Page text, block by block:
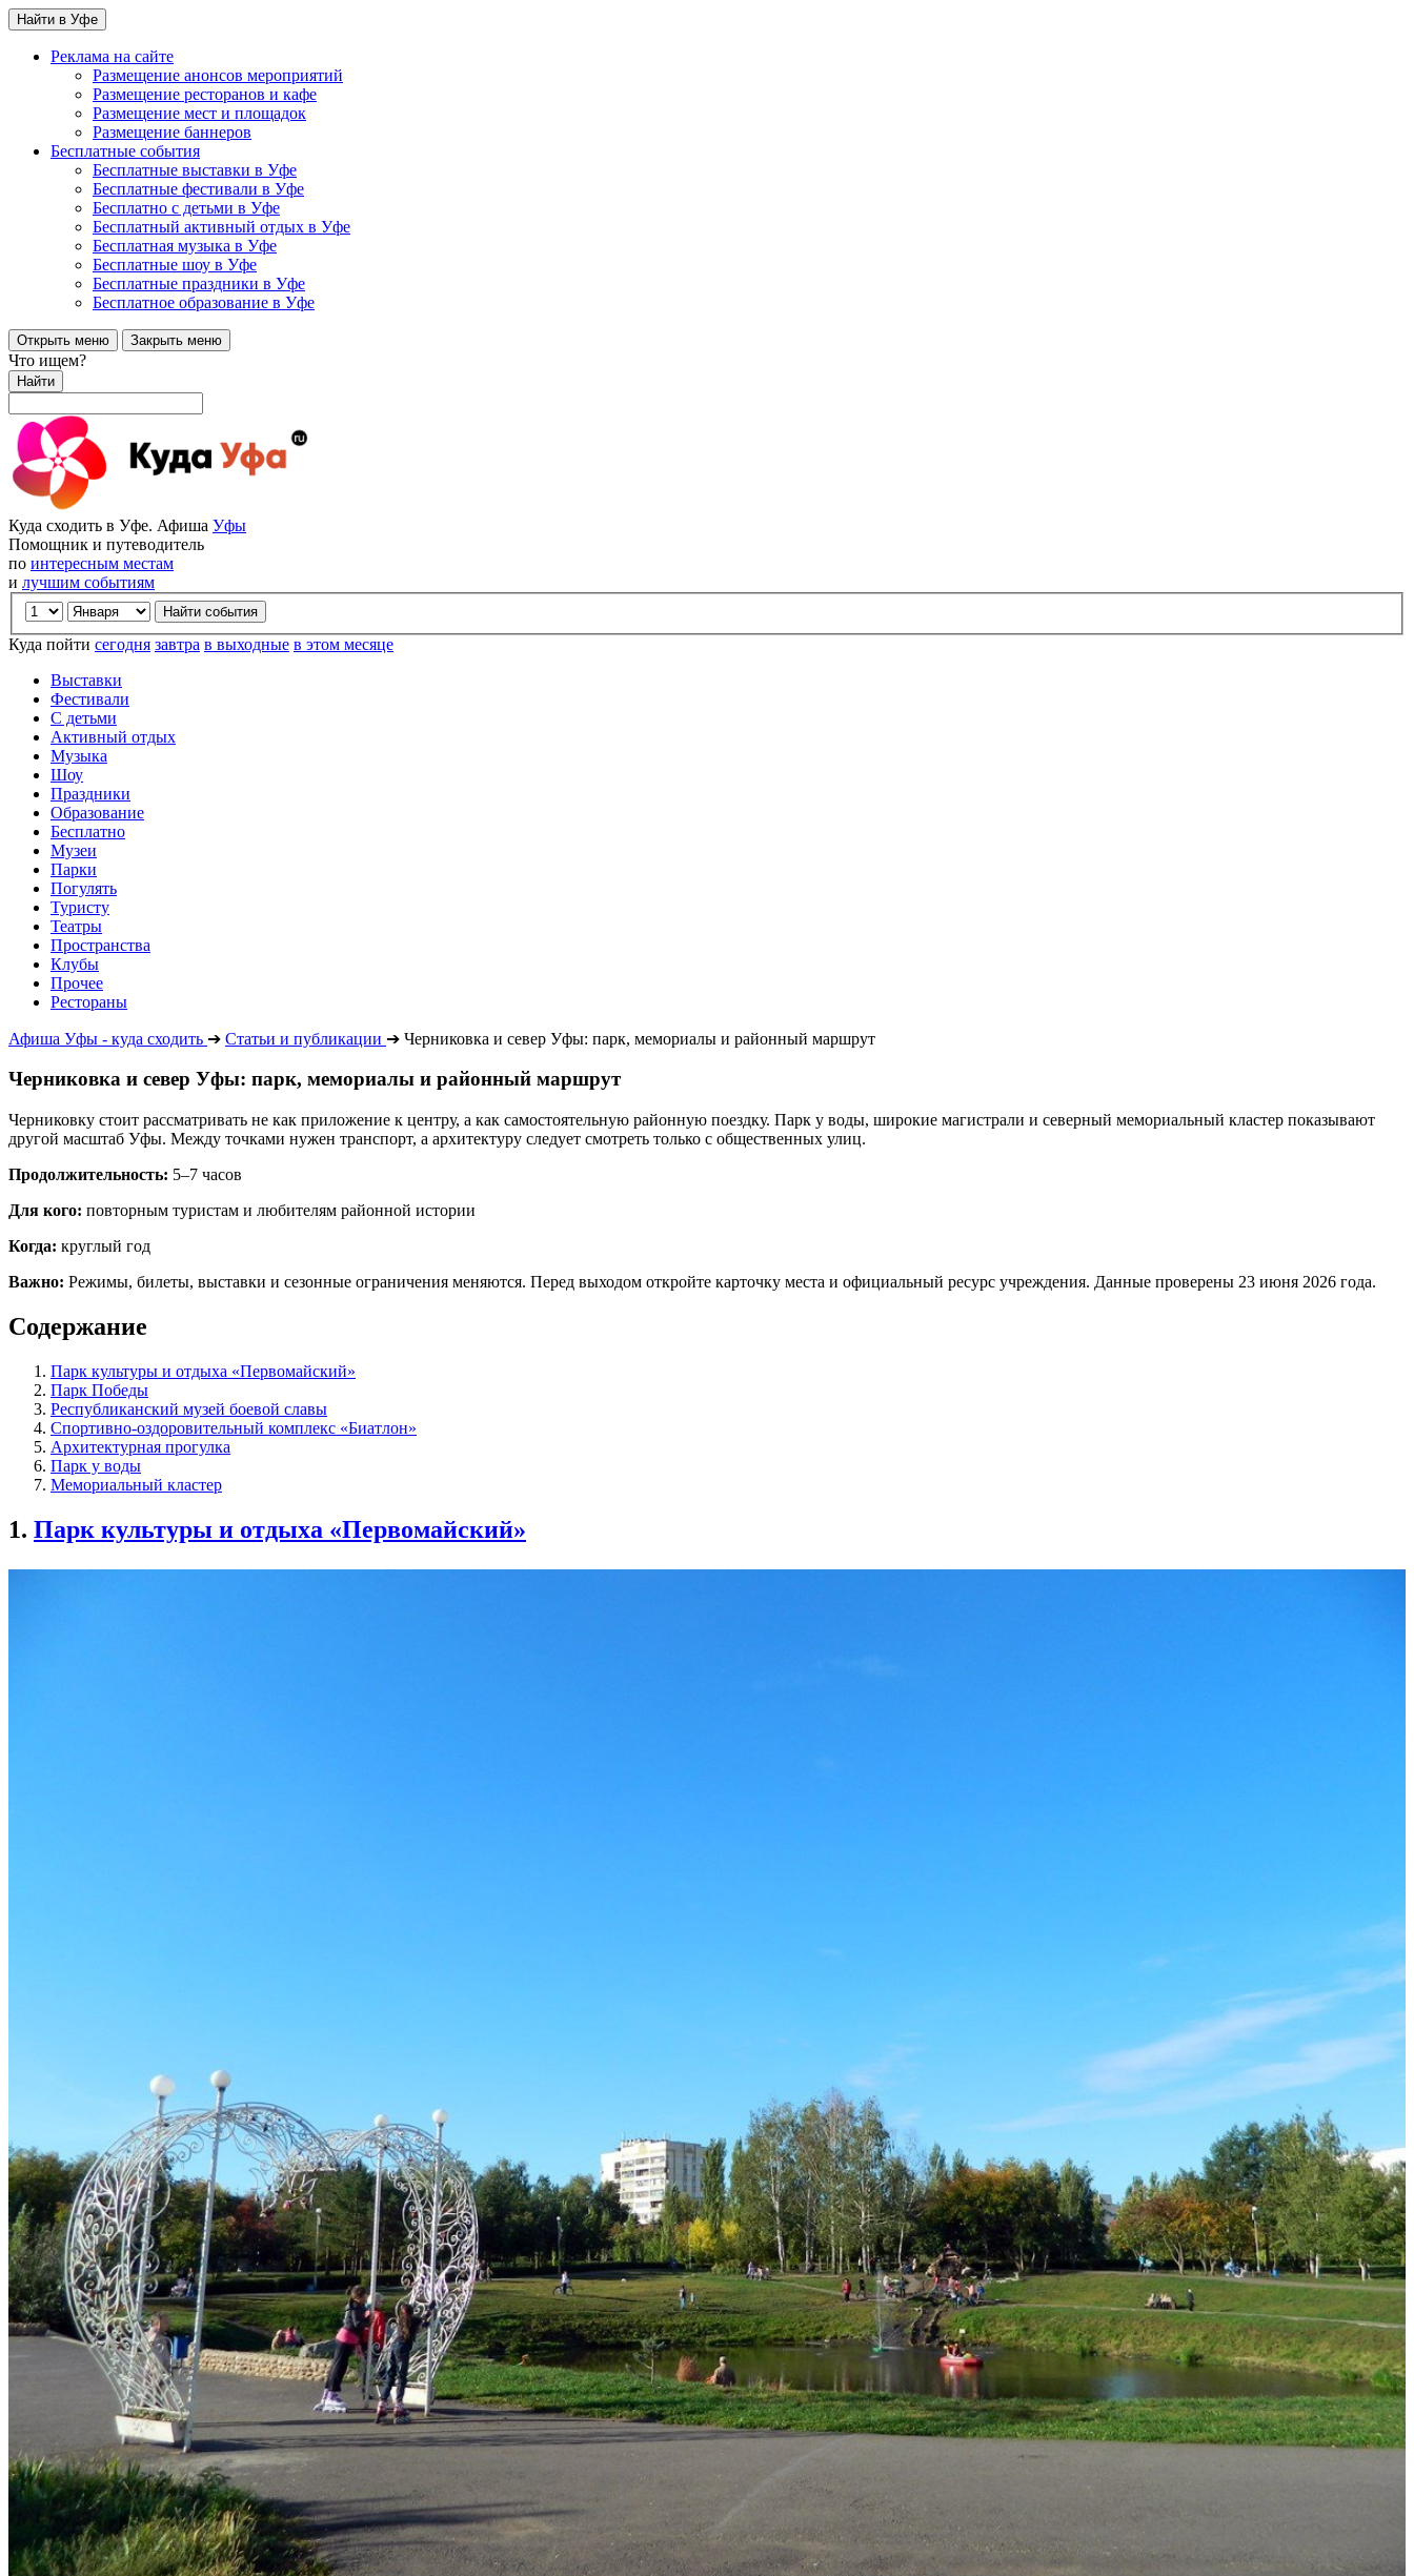
Найти в Уфе
Реклама на сайте
Размещение анонсов мероприятий
Размещение ресторанов и кафе
Размещение мест и площадок
Размещение баннеров
Бесплатные события
Бесплатные выставки в Уфе
Бесплатные фестивали в Уфе
Бесплатно с детьми в Уфе
Бесплатный активный отдых в Уфе
Бесплатная музыка в Уфе
Бесплатные шоу в Уфе
Бесплатные праздники в Уфе
Бесплатное образование в Уфе
Открыть меню Закрыть меню
Что ищем?
Найти
Куда сходить в Уфе. Афиша Уфы
Помощник и путеводитель
по интересным местам
и лучшим событиям
Куда пойти сегодня завтра в выходные в этом месяце
Выставки
Фестивали
С детьми
Активный отдых
Музыка
Шоу
Праздники
Образование
Бесплатно
Музеи
Парки
Погулять
Туристу
Театры
Пространства
Клубы
Прочее
Рестораны
Афиша Уфы - куда сходить ➔ Статьи и публикации ➔ Черниковка и север Уфы: парк, мемориалы и районный маршрут
Черниковка и север Уфы: парк, мемориалы и районный маршрут
Черниковку стоит рассматривать не как приложение к центру, а как самостоятельную районную поездку. Парк у воды, широкие магистрали и северный мемориальный кластер показывают
другой масштаб Уфы. Между точками нужен транспорт, а архитектуру следует смотреть только с общественных улиц.
Продолжительность: 5–7 часов
Для кого: повторным туристам и любителям районной истории
Когда: круглый год
Важно: Режимы, билеты, выставки и сезонные ограничения меняются. Перед выходом откройте карточку места и официальный ресурс учреждения. Данные проверены 23 июня 2026 года.
Содержание
Парк культуры и отдыха «Первомайский»
Парк Победы
Республиканский музей боевой славы
Спортивно-оздоровительный комплекс «Биатлон»
Архитектурная прогулка
Парк у воды
Мемориальный кластер
1. Парк культуры и отдыха «Первомайский»